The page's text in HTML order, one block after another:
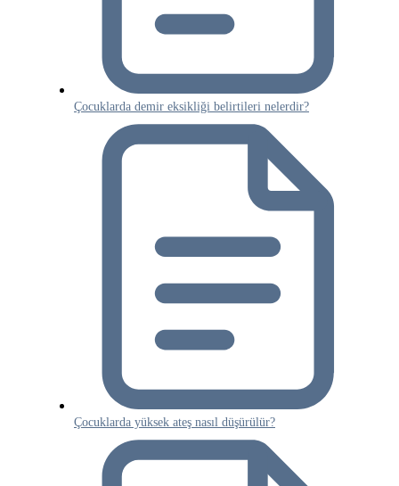
Çocuklarda demir eksikliği belirtileri nelerdir?
Çocuklarda yüksek ateş nasıl düşürülür?